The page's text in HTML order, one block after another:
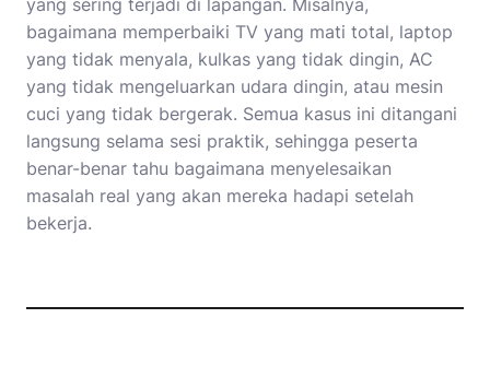
yang sering terjadi di lapangan. Misalnya,
bagaimana memperbaiki TV yang mati total, laptop
yang tidak menyala, kulkas yang tidak dingin, AC
yang tidak mengeluarkan udara dingin, atau mesin
cuci yang tidak bergerak. Semua kasus ini ditangani
langsung selama sesi praktik, sehingga peserta
benar-benar tahu bagaimana menyelesaikan
masalah real yang akan mereka hadapi setelah
bekerja.